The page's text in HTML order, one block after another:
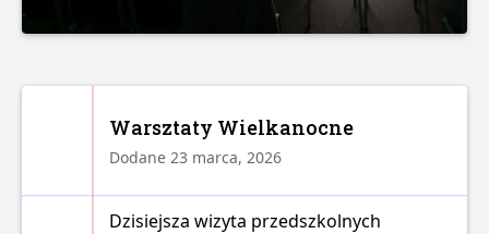
Warsztaty Wielkanocne
Dodane 23 marca, 2026
Dzisiejsza wizyta przedszkolnych